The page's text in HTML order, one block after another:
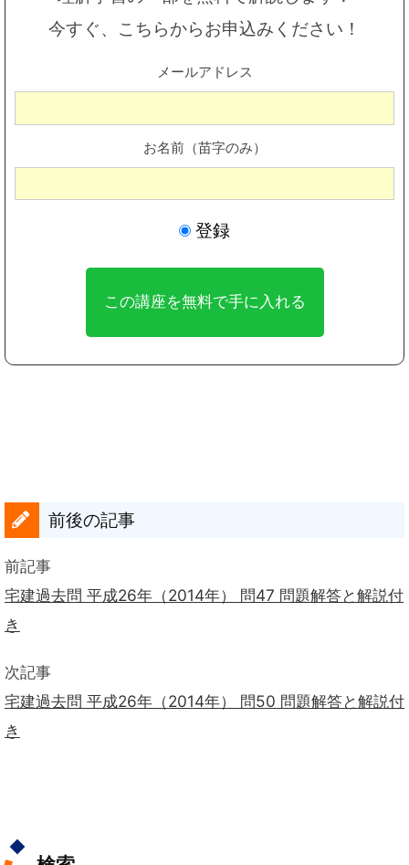
今すぐ、こちらからお申込みください！
メールアドレス
お名前（苗字のみ）
登録
前後の記事
前記事
宅建過去問 平成26年（2014年） 問47 問題解答と解説付
き
次記事
宅建過去問 平成26年（2014年） 問50 問題解答と解説付
き